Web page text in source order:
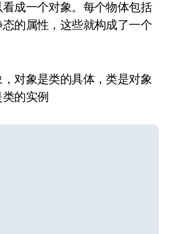
的属性，这些就构成了一个
的实例